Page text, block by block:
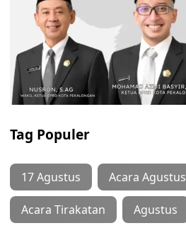
Tag Populer
17 Agustus Acara Agustus
Acara Tirakatan Agustus